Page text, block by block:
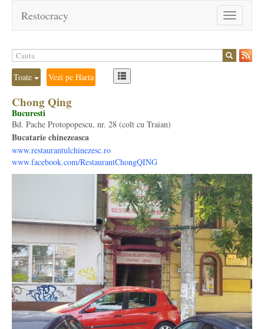
Toggle
navigation
Restocracy
Toate Vezi pe Harta
Chong Qing
Bucuresti
Bd. Pache Protopopescu, nr. 28 (colt cu Traian)
Bucatarie chinezeasca
www.restaurantulchinezesc.ro
www.facebook.com/RestaurantChongQING